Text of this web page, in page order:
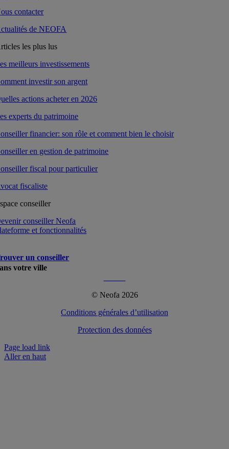
contacter
de NEOFA
les plus lus
meilleurs investissements
investir son argent
actions acheter en 2026
experts du patrimoine
financier: son rôle et comment bien le choisir
en gestion de patrimoine
fiscal pour particulier
fiscaliste
conseiller
conseiller Neofa
et fonctionnalités
un conseiller
votre ville
© Neofa 2026
Conditions générales d’utilisation
Protection des données
Page load link
Aller en haut